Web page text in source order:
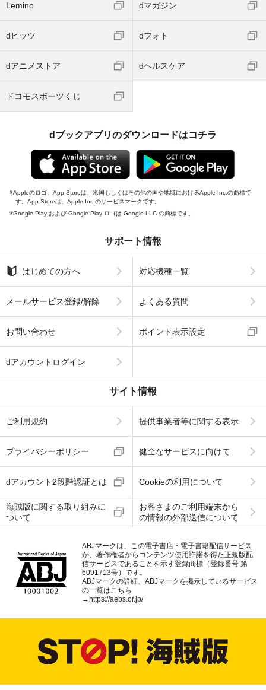
Lemino dマガジン
dヒッツ dフォト
dアニメストア dヘルスケア
ドコモスポーツくじ
dブックアプリのダウンロードはコチラ
Appleのロゴ、App Storeは、米国もしくはその他の国や地域におけるApple Inc.の商標で
す。App Storeは、Apple Inc.のサービスマークです。
Google Play および Google Play ロゴは Google LLC の商標です。
サポート情報
はじめての方へ 対応機種一覧
メールサービス登録/解除 よくある質問
お問い合わせ ポイント表示設定
dアカウントログイン
サイト情報
ご利用規約 提供事業者等に関する表示
プライバシーポリシー 健全なサービスに向けて
dアカウント2段階認証とは Cookieの利用について
海賊版に関する取り組みに
ついて
お客さまのご利用端末から
の情報の外部送信について
ABJマークは、この電子書店・電子書籍配信サービス
が、著作権者からコンテンツ使用許諾を得た正規版配
信サービスであることを示す登録商標（登録番号 第
6091713号）です。
ABJマークの詳細、ABJマークを掲示しているサービス
の一覧はこちら
→ https://aebs.or.jp/